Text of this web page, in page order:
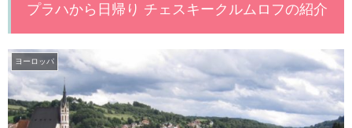
プラハから日帰り チェスキークルムロフの紹介
ヨーロッパ